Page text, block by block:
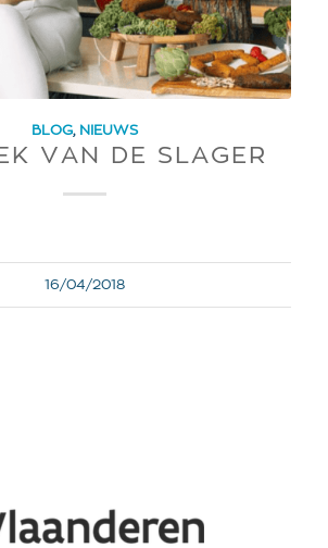
BLOG, NIEUWS
VAN DE SLAGER
16/04/2018